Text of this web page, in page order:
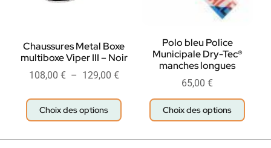
Chaussures Metal Boxe
multiboxe Viper III – Noir
108,00 € – 129,00 €
Choix des options
Polo bleu Police
Municipale Dry-Tec®
manches longues
65,00 €
Choix des options